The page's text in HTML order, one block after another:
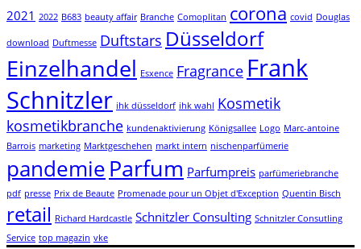
2021 2022 B683 beauty affair Branche Comoplitan corona covid Douglas
download Duftmesse Duftstars Düsseldorf
Einzelhandel Esxence Fragrance Frank
Schnitzler ihk düsseldorf ihk wahl Kosmetik
kosmetikbranche kundenaktivierung Königsallee Logo Marc-antoine
Barrois marketing Marktgeschehen markt intern nischenparfümerie
pandemie Parfum Parfumpreis parfümeriebranche
pdf presse Prix de Beaute Promenade pour un Objet d'Exception Quentin Bisch
retail Richard Hardcastle Schnitzler Consulting Schnitzler Consutling
Service top magazin vke